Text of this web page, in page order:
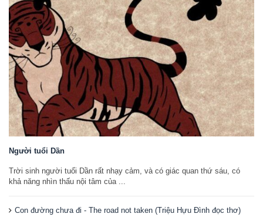
Người tuổi Dần
Trời sinh người tuổi Dần rất nhạy cảm, và có giác quan thứ sáu, có
khả năng nhìn thấu nội tâm của ...
Con đường chưa đi - The road not taken (Triệu Hựu Đình đọc thơ)